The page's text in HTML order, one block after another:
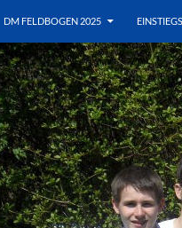
DM FELDBOGEN 2025